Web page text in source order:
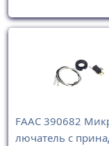
FAAC 390682
лючатель с